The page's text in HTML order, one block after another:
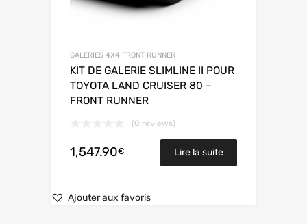
GALERIES 4X4 FRONT RUNNER
KIT DE GALERIE SLIMLINE II POUR
TOYOTA LAND CRUISER 80 –
FRONT RUNNER
(0 reviews)
1,547.90€ Lire la suite
Ajouter aux favoris